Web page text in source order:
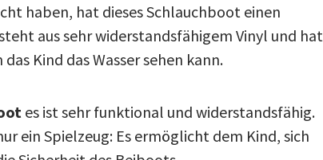
haben, hat dieses Schlauchboot einen
aus sehr widerstandsfähigem Vinyl und hat
Kind das Wasser sehen kann.
es ist sehr funktional und widerstandsfähig.
ein Spielzeug: Es ermöglicht dem Kind, sich